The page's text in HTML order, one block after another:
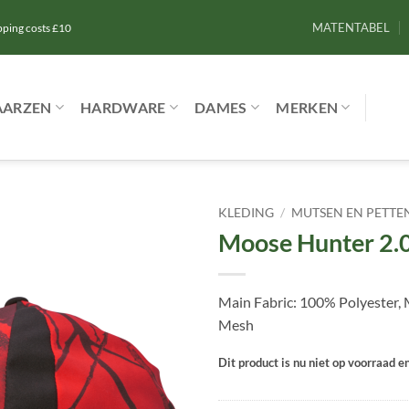
costs £10 MATENTABEL
HARDWARE DAMES MERKEN
KLEDING / MUTSEN EN
Moose Hunter
Main Fabric: 100% Polyester,
Mesh
Dit product is nu niet op voorraad